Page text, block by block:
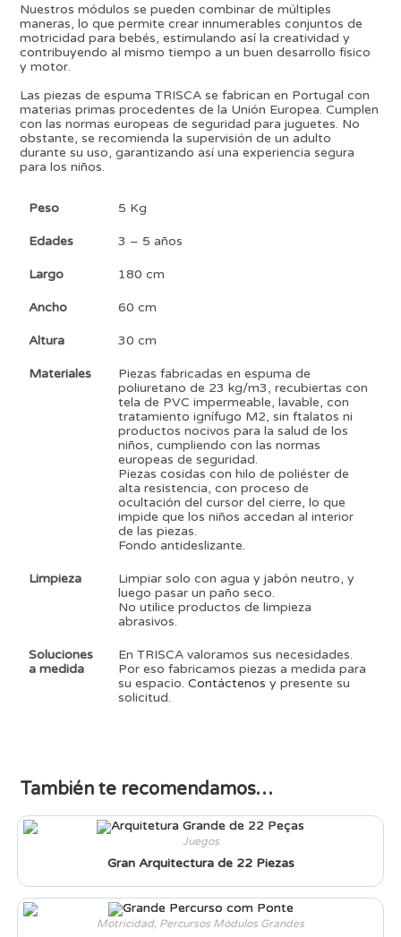
Nuestros módulos se pueden combinar de múltiples
maneras, lo que permite crear innumerables conjuntos de
motricidad para bebés, estimulando así la creatividad y
contribuyendo al mismo tiempo a un buen desarrollo físico
y motor.
Las piezas de espuma TRISCA se fabrican en Portugal con
materias primas procedentes de la Unión Europea. Cumplen
con las normas europeas de seguridad para juguetes. No
obstante, se recomienda la supervisión de un adulto
durante su uso, garantizando así una experiencia segura
para los niños.
Peso 5 Kg
Edades 3 – 5 años
Largo 180 cm
Ancho 60 cm
Altura 30 cm
Materiales
Piezas fabricadas en espuma de
poliuretano de 23 kg/m3, recubiertas con
tela de PVC impermeable, lavable, con
tratamiento ignífugo M2, sin ftalatos ni
productos nocivos para la salud de los
niños, cumpliendo con las normas
europeas de seguridad.
Piezas cosidas con hilo de poliéster de
alta resistencia, con proceso de
ocultación del cursor del cierre, lo que
impide que los niños accedan al interior
de las piezas.
Fondo antideslizante.
Limpieza
Limpiar solo con agua y jabón neutro, y
luego pasar un paño seco.
No utilice productos de limpieza
abrasivos.
Soluciones
a medida
En TRISCA valoramos sus necesidades.
Por eso fabricamos piezas a medida para
su espacio.Contáctenos y presente su
solicitud.
También te recomendamos…
Juegos
Gran Arquitectura de 22 Piezas
Motricidad, Percursos Módulos Grandes